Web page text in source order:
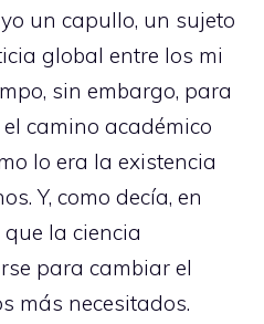
un capullo, un sujeto
global entre los mi
sin embargo, para
camino académico
lo era la existencia
Y, como decía, en
la ciencia
para cambiar el
más necesitados.